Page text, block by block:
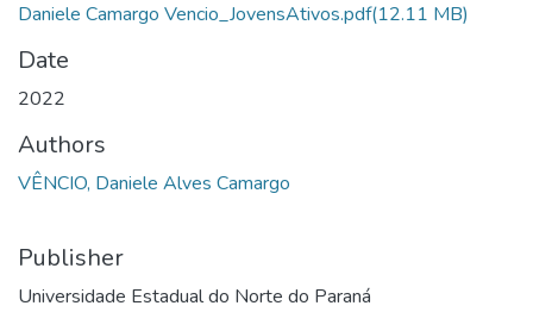
Daniele Camargo Vencio_JovensAtivos.pdf(12.11 MB)
Date
2022
Authors
VÊNCIO, Daniele Alves Camargo
Publisher
Universidade Estadual do Norte do Paraná